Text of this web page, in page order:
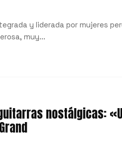
y liderada por mujeres
muy...
nostálgicas: